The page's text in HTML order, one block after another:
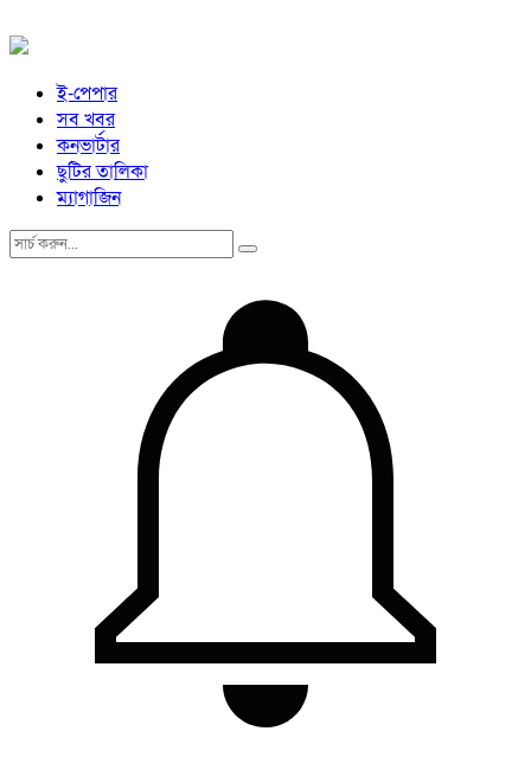
ই-পেপার
সব খবর
কনভার্টার
ছুটির তালিকা
ম্যাগাজিন